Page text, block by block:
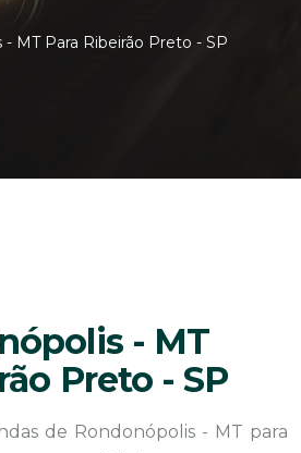
MT Para Ribeirão Preto - SP
- MT
Preto - SP
de Rondonópolis - MT para